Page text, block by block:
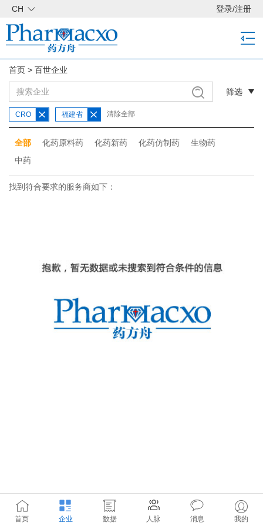
CH 登录/注册
首页 > 百世企业
筛选
CRO 福建省 清除全部
全部 化药原料药 化药新药 化药仿制药
生物药
中药
找到符合要求的服务商如下：
首页 企业 数据 人脉 消息 我的